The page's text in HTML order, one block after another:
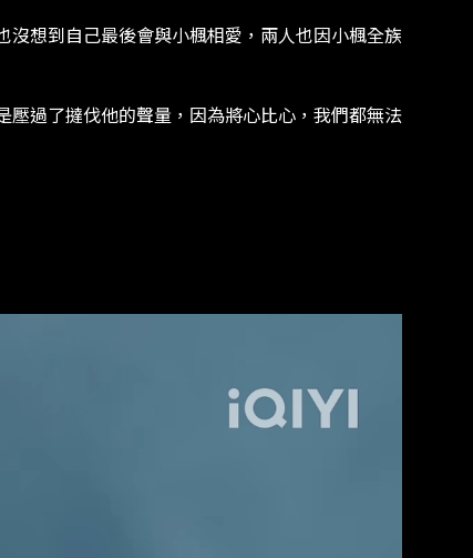
想到自己最後會與小楓相愛，兩人也因小楓全族
過了撻伐他的聲量，因為將心比心，我們都無法